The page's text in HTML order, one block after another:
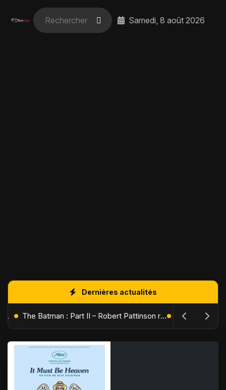
Samedi, 8 août 2026
Dernières actualités
L'Âge de Glace : Le Réveil du Volcan – Manny, Sid et Diego de retour pour une aventure explosive The Batman : Part II – Robert Pattinson replonge dans les ténèbres de Gotham dès octobre 2027